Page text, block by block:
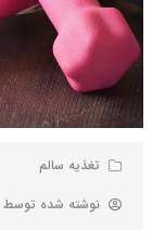
تغذیه سالم
نوشته شده توسط